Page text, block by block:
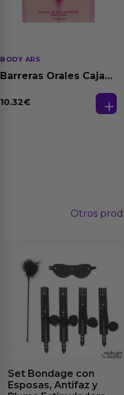
BODY ARS
Barreras Orales Caja
10.32€
Otros
Set Bondage con
Esposas, Antifaz y